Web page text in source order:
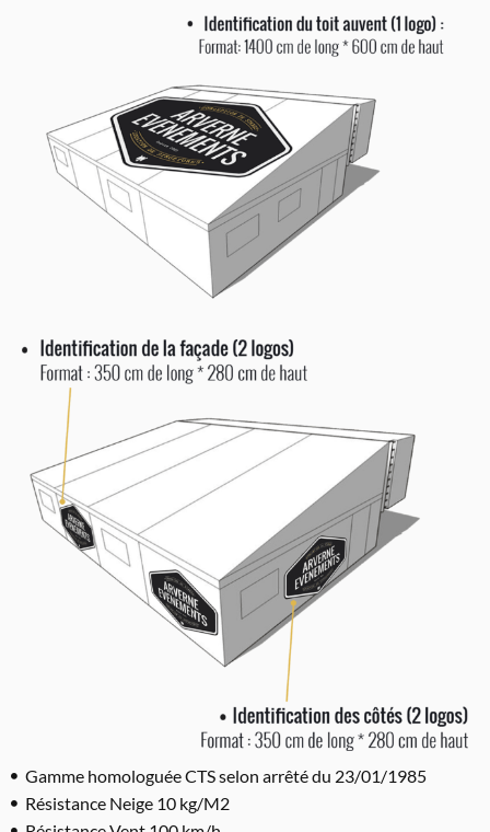
Gamme homologuée CTS selon arrêté du 23/01/1985
Résistance Neige 10 kg/M2